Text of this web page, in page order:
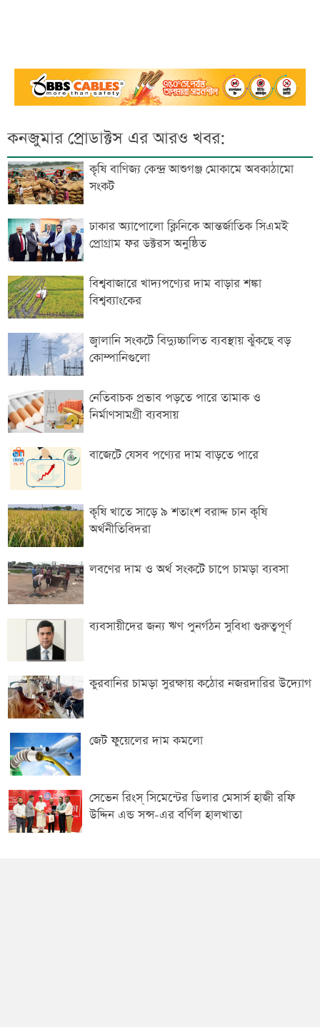
কনজুমার প্রোডাক্টস এর আরও খবর:
কৃষি বাণিজ্য কেন্দ্র আশুগঞ্জ মোকামে অবকাঠামো
সংকট
ঢাকার অ্যাপোলো ক্লিনিকে আন্তর্জাতিক সিএমই
প্রোগ্রাম ফর ডক্টরস অনুষ্ঠিত
বিশ্ববাজারে খাদ্যপণ্যের দাম বাড়ার শঙ্কা
বিশ্বব্যাংকের
জ্বালানি সংকটে বিদ্যুচ্চালিত ব্যবস্থায় ঝুঁকছে বড়
কোম্পানিগুলো
নেতিবাচক প্রভাব পড়তে পারে তামাক ও
নির্মাণসামগ্রী ব্যবসায়
বাজেটে যেসব পণ্যের দাম বাড়তে পারে
কৃষি খাতে সাড়ে ৯ শতাংশ বরাদ্দ চান কৃষি
অর্থনীতিবিদরা
লবণের দাম ও অর্থ সংকটে চাপে চামড়া ব্যবসা
ব্যবসায়ীদের জন্য ঋণ পুনর্গঠন সুবিধা গুরুত্বপূর্ণ
কুরবানির চামড়া সুরক্ষায় কঠোর নজরদারির উদ্যোগ
জেট ফুয়েলের দাম কমলো
সেভেন রিংস্ সিমেন্টের ডিলার মেসার্স হাজী রফি
উদ্দিন এন্ড সন্স-এর বর্ণিল হালখাতা